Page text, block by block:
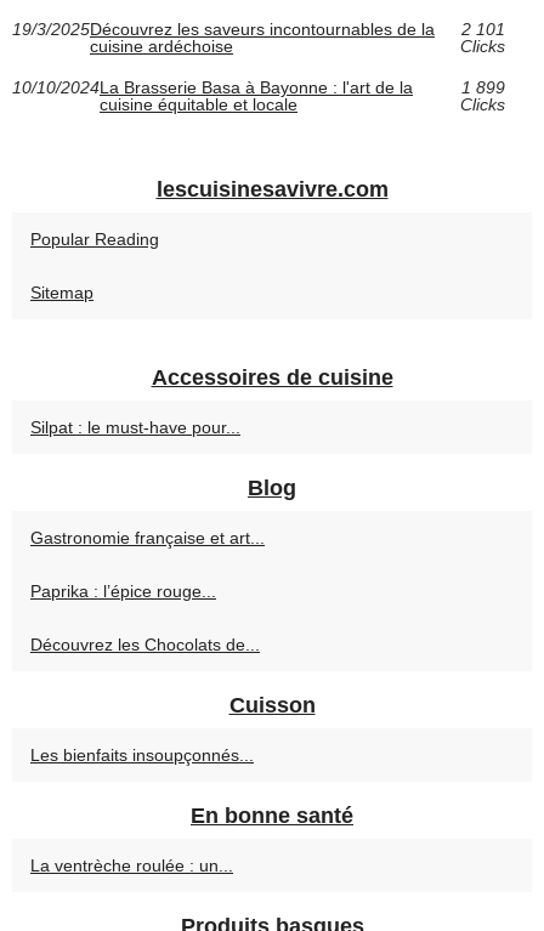
19/3/2025Découvrez les saveurs incontournables de la
cuisine ardéchoise
2 101
Clicks
10/10/2024La Brasserie Basa à Bayonne : l'art de la
cuisine équitable et locale
1 899
Clicks
lescuisinesavivre.com
Popular Reading
Sitemap
Accessoires de cuisine
Silpat : le must-have pour...
Blog
Gastronomie française et art...
Paprika : l’épice rouge...
Découvrez les Chocolats de...
Cuisson
Les bienfaits insoupçonnés...
En bonne santé
La ventrèche roulée : un...